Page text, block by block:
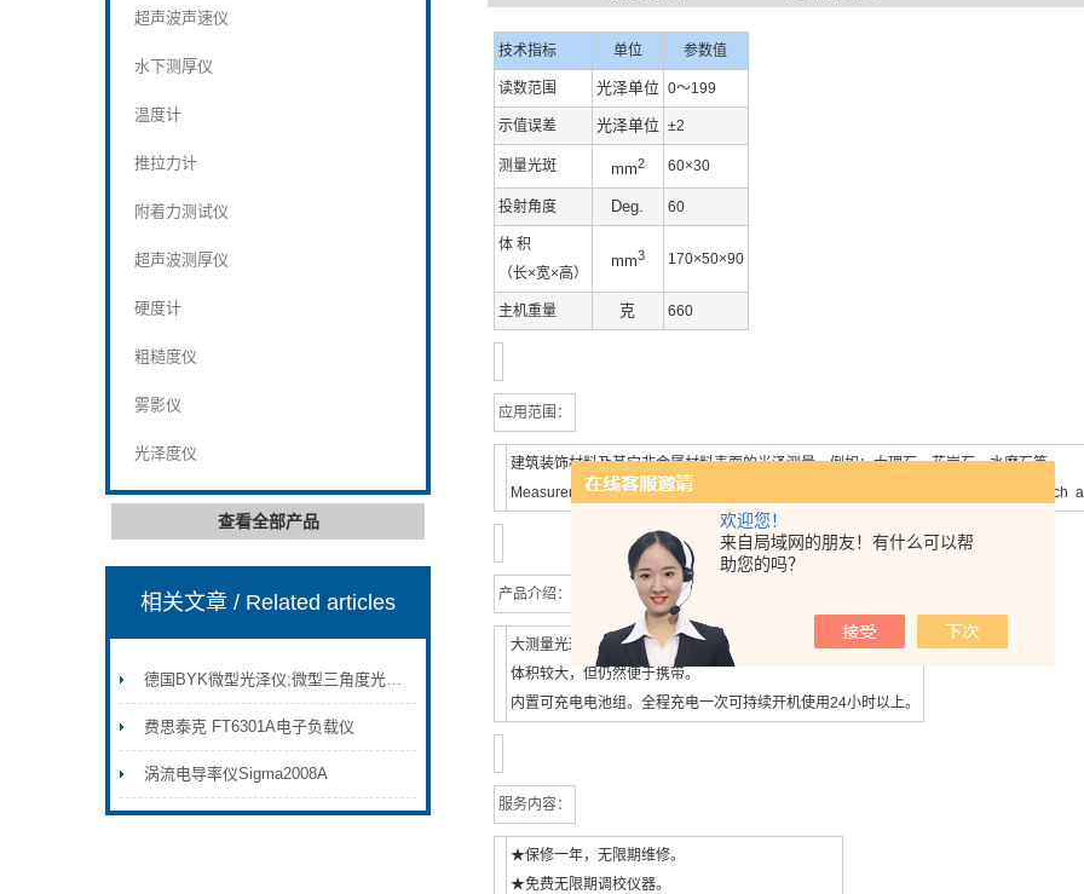
欢迎您！
来自局域网的朋友！有什么可以帮
助您的吗？
超声波声速仪
水下测厚仪
温度计
推拉力计
附着力测试仪
超声波测厚仪
硬度计
粗糙度仪
雾影仪
光泽度仪
查看全部产品
相关文章/ Related articles
德国BYK微型光泽仪;微型三角度光泽仪，单角度光泽度仪
费思泰克 FT6301A电子负载仪
涡流电导率仪Sigma2008A
技术指标 单位 参数值
读数范围 光泽单位 0～199
示值误差 光泽单位 ±2
测量光斑 mm2 60×30
投射角度 Deg. 60
体 积
（长×宽×高）
mm3 170×50×90
主机重量 克 660
应用范围：
建筑装饰材料及其它非金属材料表面的光泽测量。例如：大理石、花岗石、水磨石等。
Measurement of the surface gloss of the non-metallic decorative materials, such
产品介绍：
大测量光斑，适用于材质混合不很均匀的表面。
体积较大，但仍然便于携带。
内置可充电电池组。全程充电一次可持续开机使用24小时以上。
服务内容：
★保修一年，无限期维修。
★免费无限期调校仪器。